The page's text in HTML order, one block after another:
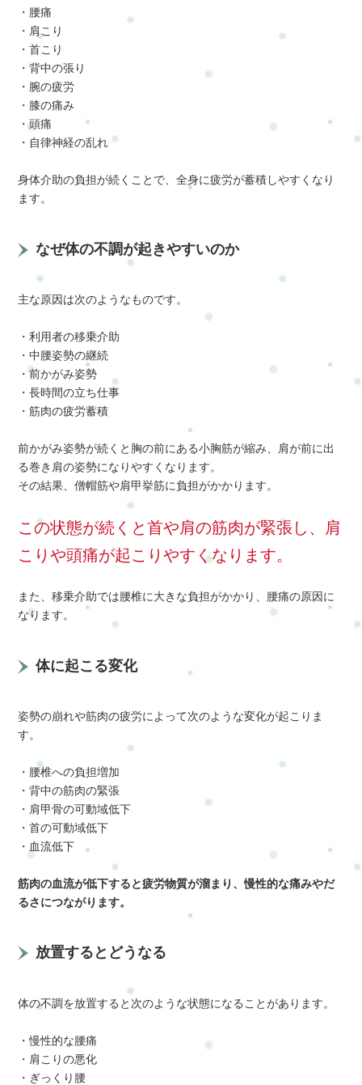
・腰痛
・肩こり
・首こり
・背中の張り
・腕の疲労
・膝の痛み
・頭痛
・自律神経の乱れ
身体介助の負担が続くことで、全身に疲労が蓄積しやすくなり
ます。
なぜ体の不調が起きやすいのか
主な原因は次のようなものです。
・利用者の移乗介助
・中腰姿勢の継続
・前かがみ姿勢
・長時間の立ち仕事
・筋肉の疲労蓄積
前かがみ姿勢が続くと胸の前にある小胸筋が縮み、肩が前に出
る巻き肩の姿勢になりやすくなります。
その結果、僧帽筋や肩甲挙筋に負担がかかります。
この状態が続くと首や肩の筋肉が緊張し、肩
こりや頭痛が起こりやすくなります。
また、移乗介助では腰椎に大きな負担がかかり、腰痛の原因に
なります。
体に起こる変化
姿勢の崩れや筋肉の疲労によって次のような変化が起こりま
す。
・腰椎への負担増加
・背中の筋肉の緊張
・肩甲骨の可動域低下
・首の可動域低下
・血流低下
筋肉の血流が低下すると疲労物質が溜まり、慢性的な痛みやだ
るさにつながります。
放置するとどうなる
体の不調を放置すると次のような状態になることがあります。
・慢性的な腰痛
・肩こりの悪化
・ぎっくり腰